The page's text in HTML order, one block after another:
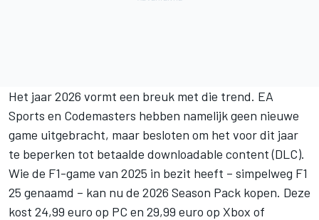
Het jaar 2026 vormt een breuk met die trend. EA
Sports en Codemasters hebben namelijk geen nieuwe
game uitgebracht, maar besloten om het voor dit jaar
te beperken tot betaalde downloadable content (DLC).
Wie de F1-game van 2025 in bezit heeft – simpelweg F1
25 genaamd – kan nu de 2026 Season Pack kopen. Deze
kost 24,99 euro op PC en 29,99 euro op Xbox of